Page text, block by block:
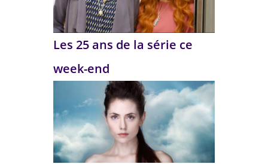
Les 25 ans de la série ce
week-end